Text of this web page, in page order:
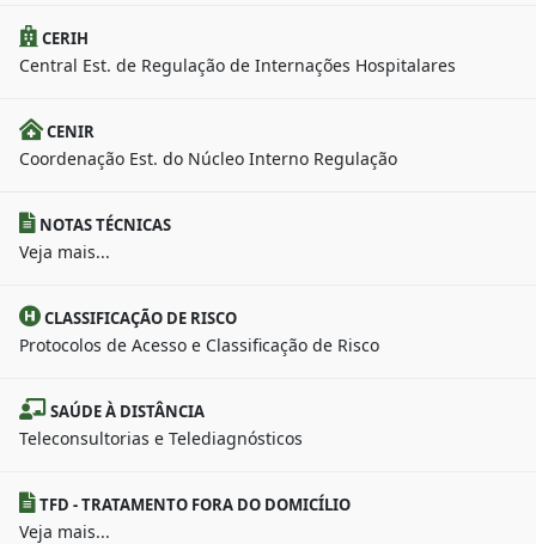
CERIH
Central Est. de Regulação de Internações Hospitalares
CENIR
Coordenação Est. do Núcleo Interno Regulação
NOTAS TÉCNICAS
Veja mais...
CLASSIFICAÇÃO DE RISCO
Protocolos de Acesso e Classificação de Risco
SAÚDE À DISTÂNCIA
Teleconsultorias e Telediagnósticos
TFD - TRATAMENTO FORA DO DOMICÍLIO
Veja mais...